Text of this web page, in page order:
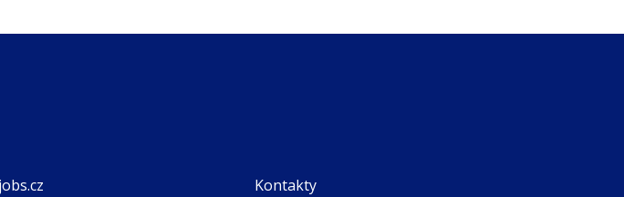
Kontakty